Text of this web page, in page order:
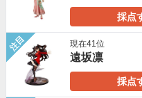
採点
注目 現在41位
遠坂凛
採点